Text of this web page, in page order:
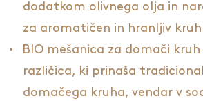
dodatkom olivnega olja in
za aromatičen in hranljiv
BIO mešanica za domači kruh
različica, ki prinaša
domačega kruha, vendar v